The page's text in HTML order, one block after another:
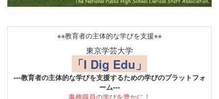
※※教育者の主体的な学びを支援※※
東京学芸大学
「I Dig Edu」
---教育者の主体的な学びを支援するための学びのプラットフォ
ーム---
事務職員の学びを豊かに！